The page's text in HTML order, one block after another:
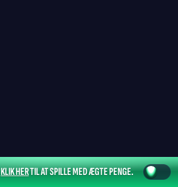
KLIK HERTIL AT SPILLE MED ÆGTE PENGE.